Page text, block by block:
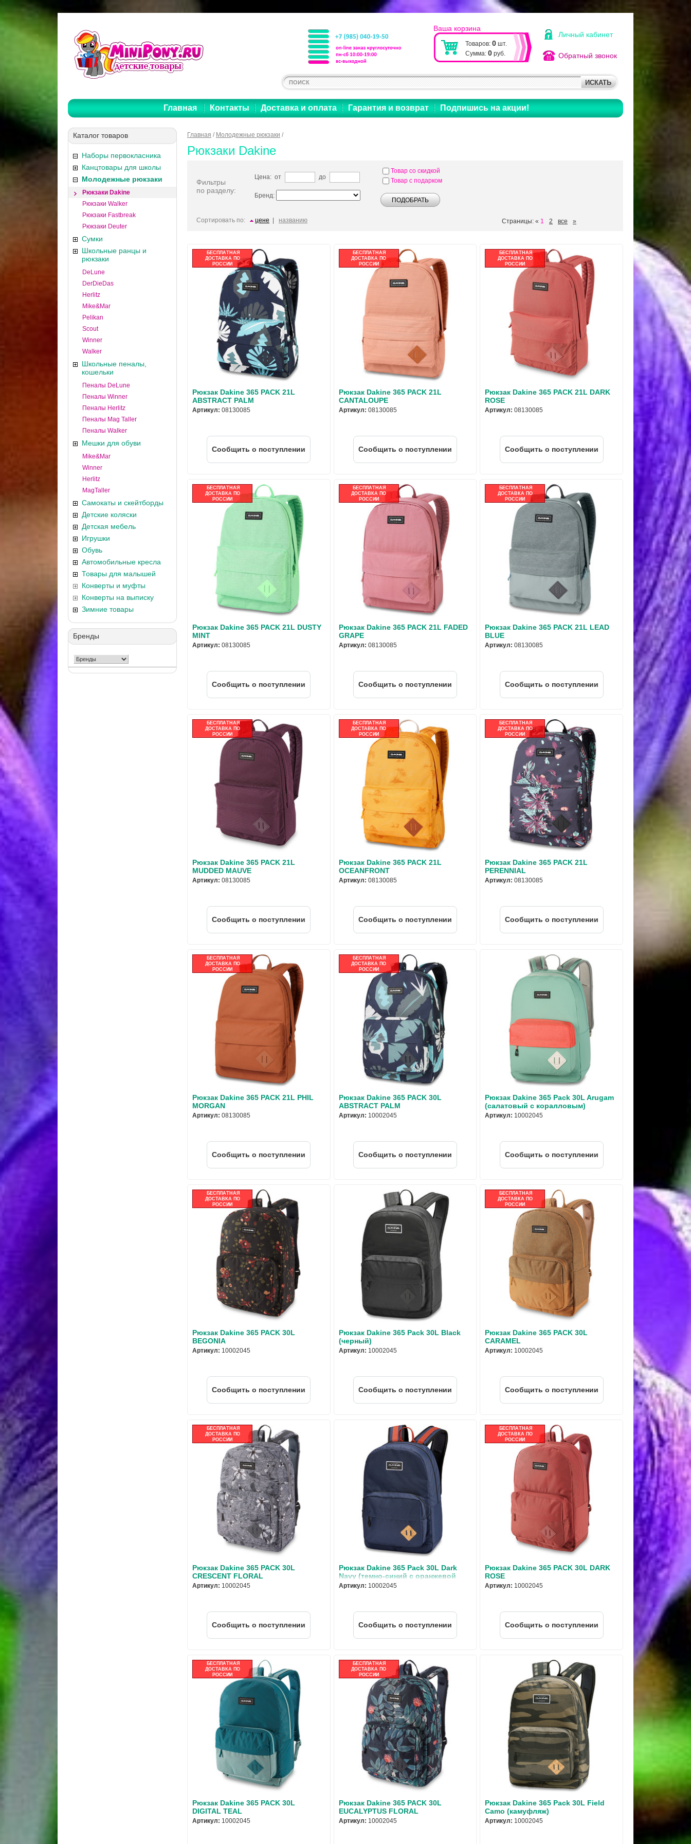
Личный кабинет
Обратный звонок
Ваша корзина
Товаров: 0 шт.
Сумма: 0 руб.
Главная Контакты Доставка и оплата Гарантия и возврат Подпишись на акции!
Каталог товаров
Наборы первокласника
Канцтовары для школы
Молодежные рюкзаки
Рюкзаки Dakine
Рюкзаки Walker
Рюкзаки Fastbreak
Рюкзаки Deuter
Сумки
Школьные ранцы и
рюкзаки
DeLune
DerDieDas
Herlitz
Mike&Mar
Pelikan
Scout
Winner
Walker
Школьные пеналы,
кошельки
Пеналы DeLune
Пеналы Winner
Пеналы Herlitz
Пеналы Mag Taller
Пеналы Walker
Мешки для обуви
Mike&Mar
Winner
Herlitz
MagTaller
Самокаты и скейтборды
Детские коляски
Детская мебель
Игрушки
Обувь
Автомобильные кресла
Товары для малышей
Конверты и муфты
Конверты на выписку
Зимние товары
Бренды
Главная / Молодежные рюкзаки /
Рюкзаки Dakine
Фильтры
по разделу:
Цена: от до
Бренд:
Товар со скидкой
Товар с подарком
Сортировать по: цене названию Страницы: « 1 2 все »
БЕСПЛАТНАЯ
ДОСТАВКА ПО
РОССИИ
Рюкзак Dakine 365 PACK 21L
ABSTRACT PALM
Артикул: 08130085
Cообщить о поступлении
БЕСПЛАТНАЯ
ДОСТАВКА ПО
РОССИИ
Рюкзак Dakine 365 PACK 21L
CANTALOUPE
Артикул: 08130085
Cообщить о поступлении
БЕСПЛАТНАЯ
ДОСТАВКА ПО
РОССИИ
Рюкзак Dakine 365 PACK 21L DARK
ROSE
Артикул: 08130085
Cообщить о поступлении
БЕСПЛАТНАЯ
ДОСТАВКА ПО
РОССИИ
Рюкзак Dakine 365 PACK 21L DUSTY
MINT
Артикул: 08130085
Cообщить о поступлении
БЕСПЛАТНАЯ
ДОСТАВКА ПО
РОССИИ
Рюкзак Dakine 365 PACK 21L FADED
GRAPE
Артикул: 08130085
Cообщить о поступлении
БЕСПЛАТНАЯ
ДОСТАВКА ПО
РОССИИ
Рюкзак Dakine 365 PACK 21L LEAD
BLUE
Артикул: 08130085
Cообщить о поступлении
БЕСПЛАТНАЯ
ДОСТАВКА ПО
РОССИИ
Рюкзак Dakine 365 PACK 21L
MUDDED MAUVE
Артикул: 08130085
Cообщить о поступлении
БЕСПЛАТНАЯ
ДОСТАВКА ПО
РОССИИ
Рюкзак Dakine 365 PACK 21L
OCEANFRONT
Артикул: 08130085
Cообщить о поступлении
БЕСПЛАТНАЯ
ДОСТАВКА ПО
РОССИИ
Рюкзак Dakine 365 PACK 21L
PERENNIAL
Артикул: 08130085
Cообщить о поступлении
БЕСПЛАТНАЯ
ДОСТАВКА ПО
РОССИИ
Рюкзак Dakine 365 PACK 21L PHIL
MORGAN
Артикул: 08130085
Cообщить о поступлении
БЕСПЛАТНАЯ
ДОСТАВКА ПО
РОССИИ
Рюкзак Dakine 365 PACK 30L
ABSTRACT PALM
Артикул: 10002045
Cообщить о поступлении
Рюкзак Dakine 365 Pack 30L Arugam
(салатовый с коралловым)
Артикул: 10002045
Cообщить о поступлении
БЕСПЛАТНАЯ
ДОСТАВКА ПО
РОССИИ
Рюкзак Dakine 365 PACK 30L
BEGONIA
Артикул: 10002045
Cообщить о поступлении
Рюкзак Dakine 365 Pack 30L Black
(черный)
Артикул: 10002045
Cообщить о поступлении
БЕСПЛАТНАЯ
ДОСТАВКА ПО
РОССИИ
Рюкзак Dakine 365 PACK 30L
CARAMEL
Артикул: 10002045
Cообщить о поступлении
БЕСПЛАТНАЯ
ДОСТАВКА ПО
РОССИИ
Рюкзак Dakine 365 PACK 30L
CRESCENT FLORAL
Артикул: 10002045
Cообщить о поступлении
Рюкзак Dakine 365 Pack 30L Dark
Navy (темно-синий с оранжевой
отделкой)
Артикул: 10002045
Cообщить о поступлении
БЕСПЛАТНАЯ
ДОСТАВКА ПО
РОССИИ
Рюкзак Dakine 365 PACK 30L DARK
ROSE
Артикул: 10002045
Cообщить о поступлении
БЕСПЛАТНАЯ
ДОСТАВКА ПО
РОССИИ
Рюкзак Dakine 365 PACK 30L
DIGITAL TEAL
Артикул: 10002045
БЕСПЛАТНАЯ
ДОСТАВКА ПО
РОССИИ
Рюкзак Dakine 365 PACK 30L
EUCALYPTUS FLORAL
Артикул: 10002045
Рюкзак Dakine 365 Pack 30L Field
Camo (камуфляж)
Артикул: 10002045